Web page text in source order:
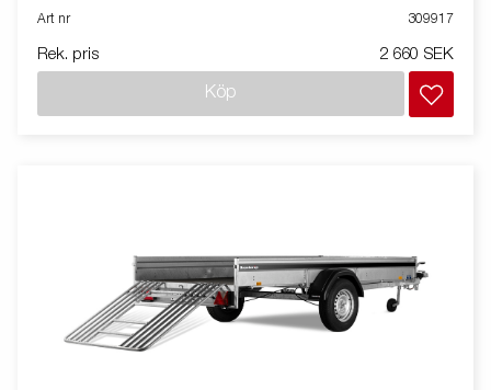
Art nr 309917
Rek. pris 2 660 SEK
Köp